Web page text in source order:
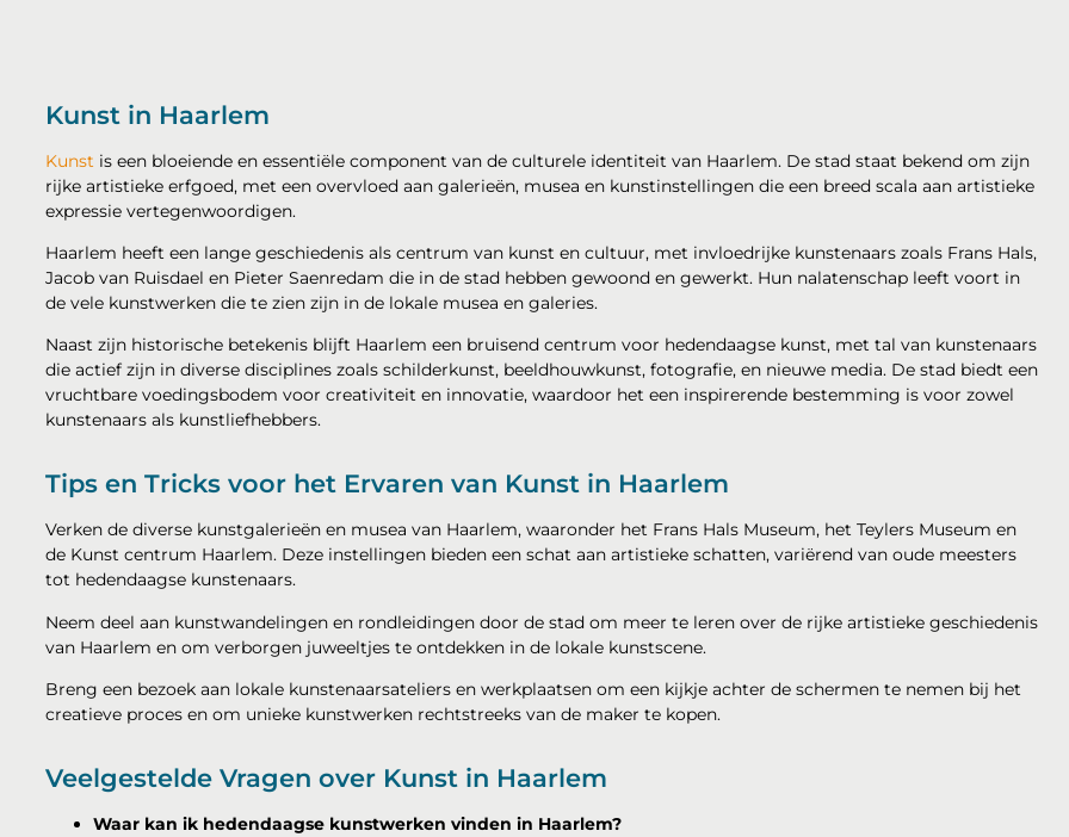
Kunst in Haarlem
Kunst is een bloeiende en essentiële component van de culturele identiteit van Haarlem. De stad staat bekend om zijn
rijke artistieke erfgoed, met een overvloed aan galerieën, musea en kunstinstellingen die een breed scala aan artistieke
expressie vertegenwoordigen.
Haarlem heeft een lange geschiedenis als centrum van kunst en cultuur, met invloedrijke kunstenaars zoals Frans Hals,
Jacob van Ruisdael en Pieter Saenredam die in de stad hebben gewoond en gewerkt. Hun nalatenschap leeft voort in
de vele kunstwerken die te zien zijn in de lokale musea en galeries.
Naast zijn historische betekenis blijft Haarlem een bruisend centrum voor hedendaagse kunst, met tal van kunstenaars
die actief zijn in diverse disciplines zoals schilderkunst, beeldhouwkunst, fotografie, en nieuwe media. De stad biedt een
vruchtbare voedingsbodem voor creativiteit en innovatie, waardoor het een inspirerende bestemming is voor zowel
kunstenaars als kunstliefhebbers.
Tips en Tricks voor het Ervaren van Kunst in Haarlem
Verken de diverse kunstgalerieën en musea van Haarlem, waaronder het Frans Hals Museum, het Teylers Museum en
de Kunst centrum Haarlem. Deze instellingen bieden een schat aan artistieke schatten, variërend van oude meesters
tot hedendaagse kunstenaars.
Neem deel aan kunstwandelingen en rondleidingen door de stad om meer te leren over de rijke artistieke geschiedenis
van Haarlem en om verborgen juweeltjes te ontdekken in de lokale kunstscene.
Breng een bezoek aan lokale kunstenaarsateliers en werkplaatsen om een kijkje achter de schermen te nemen bij het
creatieve proces en om unieke kunstwerken rechtstreeks van de maker te kopen.
Veelgestelde Vragen over Kunst in Haarlem
Waar kan ik hedendaagse kunstwerken vinden in Haarlem?